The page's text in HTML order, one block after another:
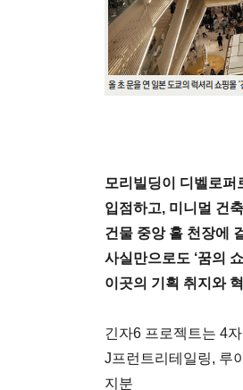
모리빌딩이 디벨로퍼
입점하고, 미니멀 건
건물 중앙 홀 천장에
사실만으로도 ‘꿈의
이곳의 기획 취지와
긴자6 프로젝트는 4
J프런트리테일링, 루
지분